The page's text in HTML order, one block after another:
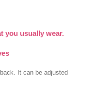
you usually wear.
It can be adjusted